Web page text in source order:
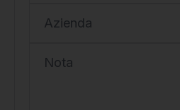
Azienda
Nota